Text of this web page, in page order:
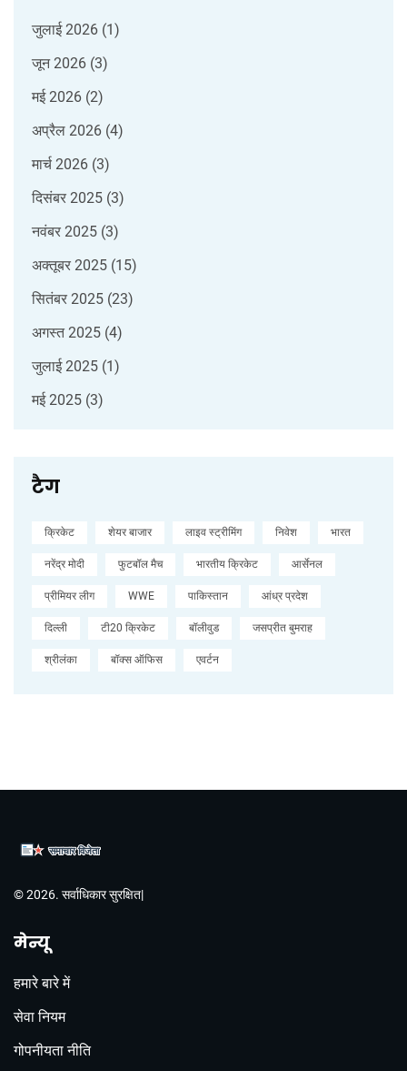
जुलाई 2026 (1)
जून 2026 (3)
मई 2026 (2)
अप्रैल 2026 (4)
मार्च 2026 (3)
दिसंबर 2025 (3)
नवंबर 2025 (3)
अक्तूबर 2025 (15)
सितंबर 2025 (23)
अगस्त 2025 (4)
जुलाई 2025 (1)
मई 2025 (3)
टैग
क्रिकेट शेयर बाजार लाइव स्ट्रीमिंग निवेश भारत
नरेंद्र मोदी फुटबॉल मैच भारतीय क्रिकेट आर्सेनल
प्रीमियर लीग WWE पाकिस्तान आंध्र प्रदेश
दिल्ली टी20 क्रिकेट बॉलीवुड जसप्रीत बुमराह
श्रीलंका बॉक्स ऑफिस एवर्टन
© 2026. सर्वाधिकार सुरक्षित|
मेन्यू
हमारे बारे में
सेवा नियम
गोपनीयता नीति